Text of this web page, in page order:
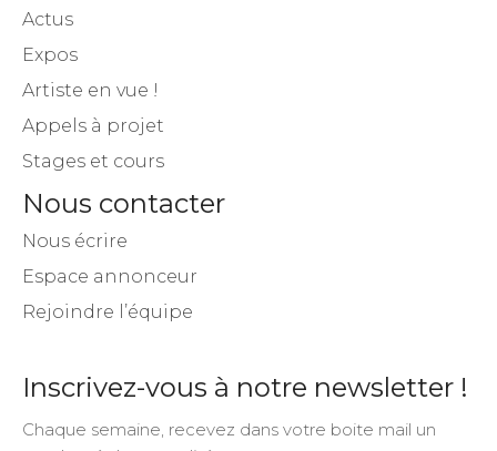
Actus
Expos
Artiste en vue !
Appels à projet
Stages et cours
Nous contacter
Nous écrire
Espace annonceur
Rejoindre l’équipe
Inscrivez-vous à notre newsletter !
Chaque semaine, recevez dans votre boite mail un